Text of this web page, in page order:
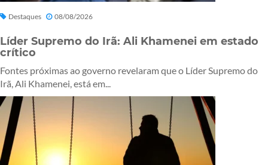
Destaques 08/08/2026
Líder Supremo do Irã: Ali Khamenei em estado
crítico
Fontes próximas ao governo revelaram que o Líder Supremo do
Irã, Ali Khamenei, está em...